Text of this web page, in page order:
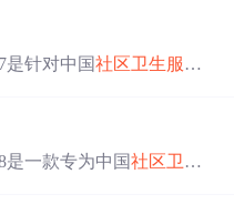
是针对中国社区卫生服务
版，广域网版采用VPN
是一款专为中国社区卫生